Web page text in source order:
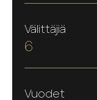
Välittäjiä
6
Vuodet